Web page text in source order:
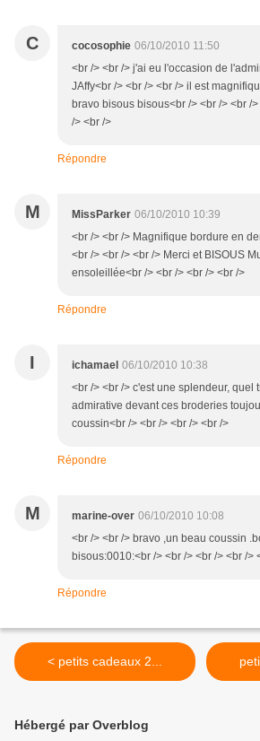
C cocosophie 06/10/2010 11:50
<br /> <br /> j'ai eu l'occasion de
JAffy<br /> <br /> <br /> il est
bravo bisous bisous<br /> <br /> <br /
/> <br />
Répondre
M MissParker 06/10/2010 10:39
<br /> <br /> Magnifique bordure en
<br /> <br /> <br /> Merci et BISOUS
ensoleillée<br /> <br /> <br /> <br />
Répondre
I ichamael 06/10/2010 10:38
<br /> <br /> c'est une splendeur, quel
admirative devant ces broderies
coussin<br /> <br /> <br /> <br />
Répondre
M marine-over 06/10/2010 10:08
<br /> <br /> bravo ,un beau coussin
bisous:0010:<br /> <br /> <br /> <br />
Répondre
< petits cadeaux 2...
Hébergé par Overblog